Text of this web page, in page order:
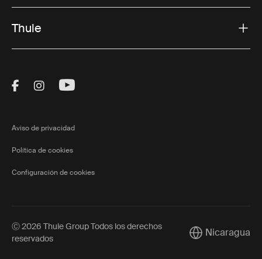
Thule
Visit Thule on Facebook (external link)
Visit Thule on Instagram (external link)
Visit Thule on Youtube (external
Aviso de privacidad
Política de cookies
Configuración de cookies
Ⓒ 2026 Thule Group Todos los derechos
reservados
Current market/
Nicaragua